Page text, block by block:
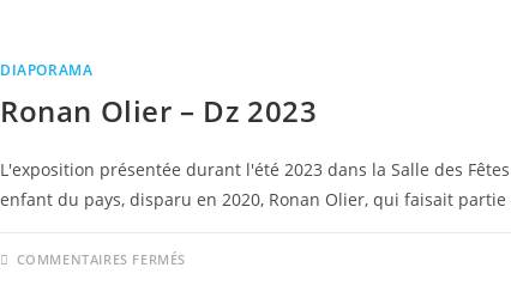
DIAPORAMA
Ronan Olier – Dz 2023
L'exposition présentée durant l'été 2023 dans la Salle des
enfant du pays, disparu en 2020, Ronan Olier, qui faisait
COMMENTAIRES FERMÉS